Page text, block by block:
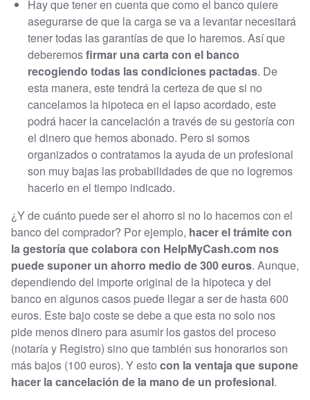
Hay que tener en cuenta que como el banco quiere
asegurarse de que la carga se va a levantar necesitará
tener todas las garantías de que lo haremos. Así que
deberemosfirmar una carta con el banco
recogiendo todas las condiciones pactadas. De
esta manera, este tendrá la certeza de que si no
cancelamos la hipoteca en el lapso acordado, este
podrá hacer la cancelación a través de su gestoría con
el dinero que hemos abonado. Pero si somos
organizados o contratamos la ayuda de un profesional
son muy bajas las probabilidades de que no logremos
hacerlo en el tiempo indicado.
¿Y de cuánto puede ser el ahorro si no lo hacemos con el
banco del comprador? Por ejemplo, hacer el trámite con
la gestoría que colabora con HelpMyCash.com nos
puede suponer un ahorro medio de 300 euros. Aunque,
dependiendo del importe original de la hipoteca y del
banco en algunos casos puede llegar a ser de hasta 600
euros. Este bajo coste se debe a que esta no solo nos
pide menos dinero para asumir los gastos del proceso
(notaría y Registro) sino que también sus honorarios son
más bajos (100 euros). Y esto con la ventaja que supone
hacer la cancelación de la mano de un profesional.